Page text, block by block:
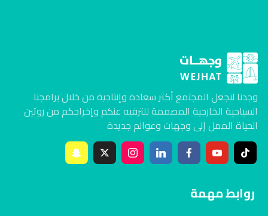
وجدنا لنجعل المجتمع أكثر سعادة وإنتاجية من خلال برامجنا
السياحية الخارجية المصممة للترفيه عنكم وإخراجكم من روتين
الحياة الممل إلى وجهات وعوالم جديدة
روابط مهمة